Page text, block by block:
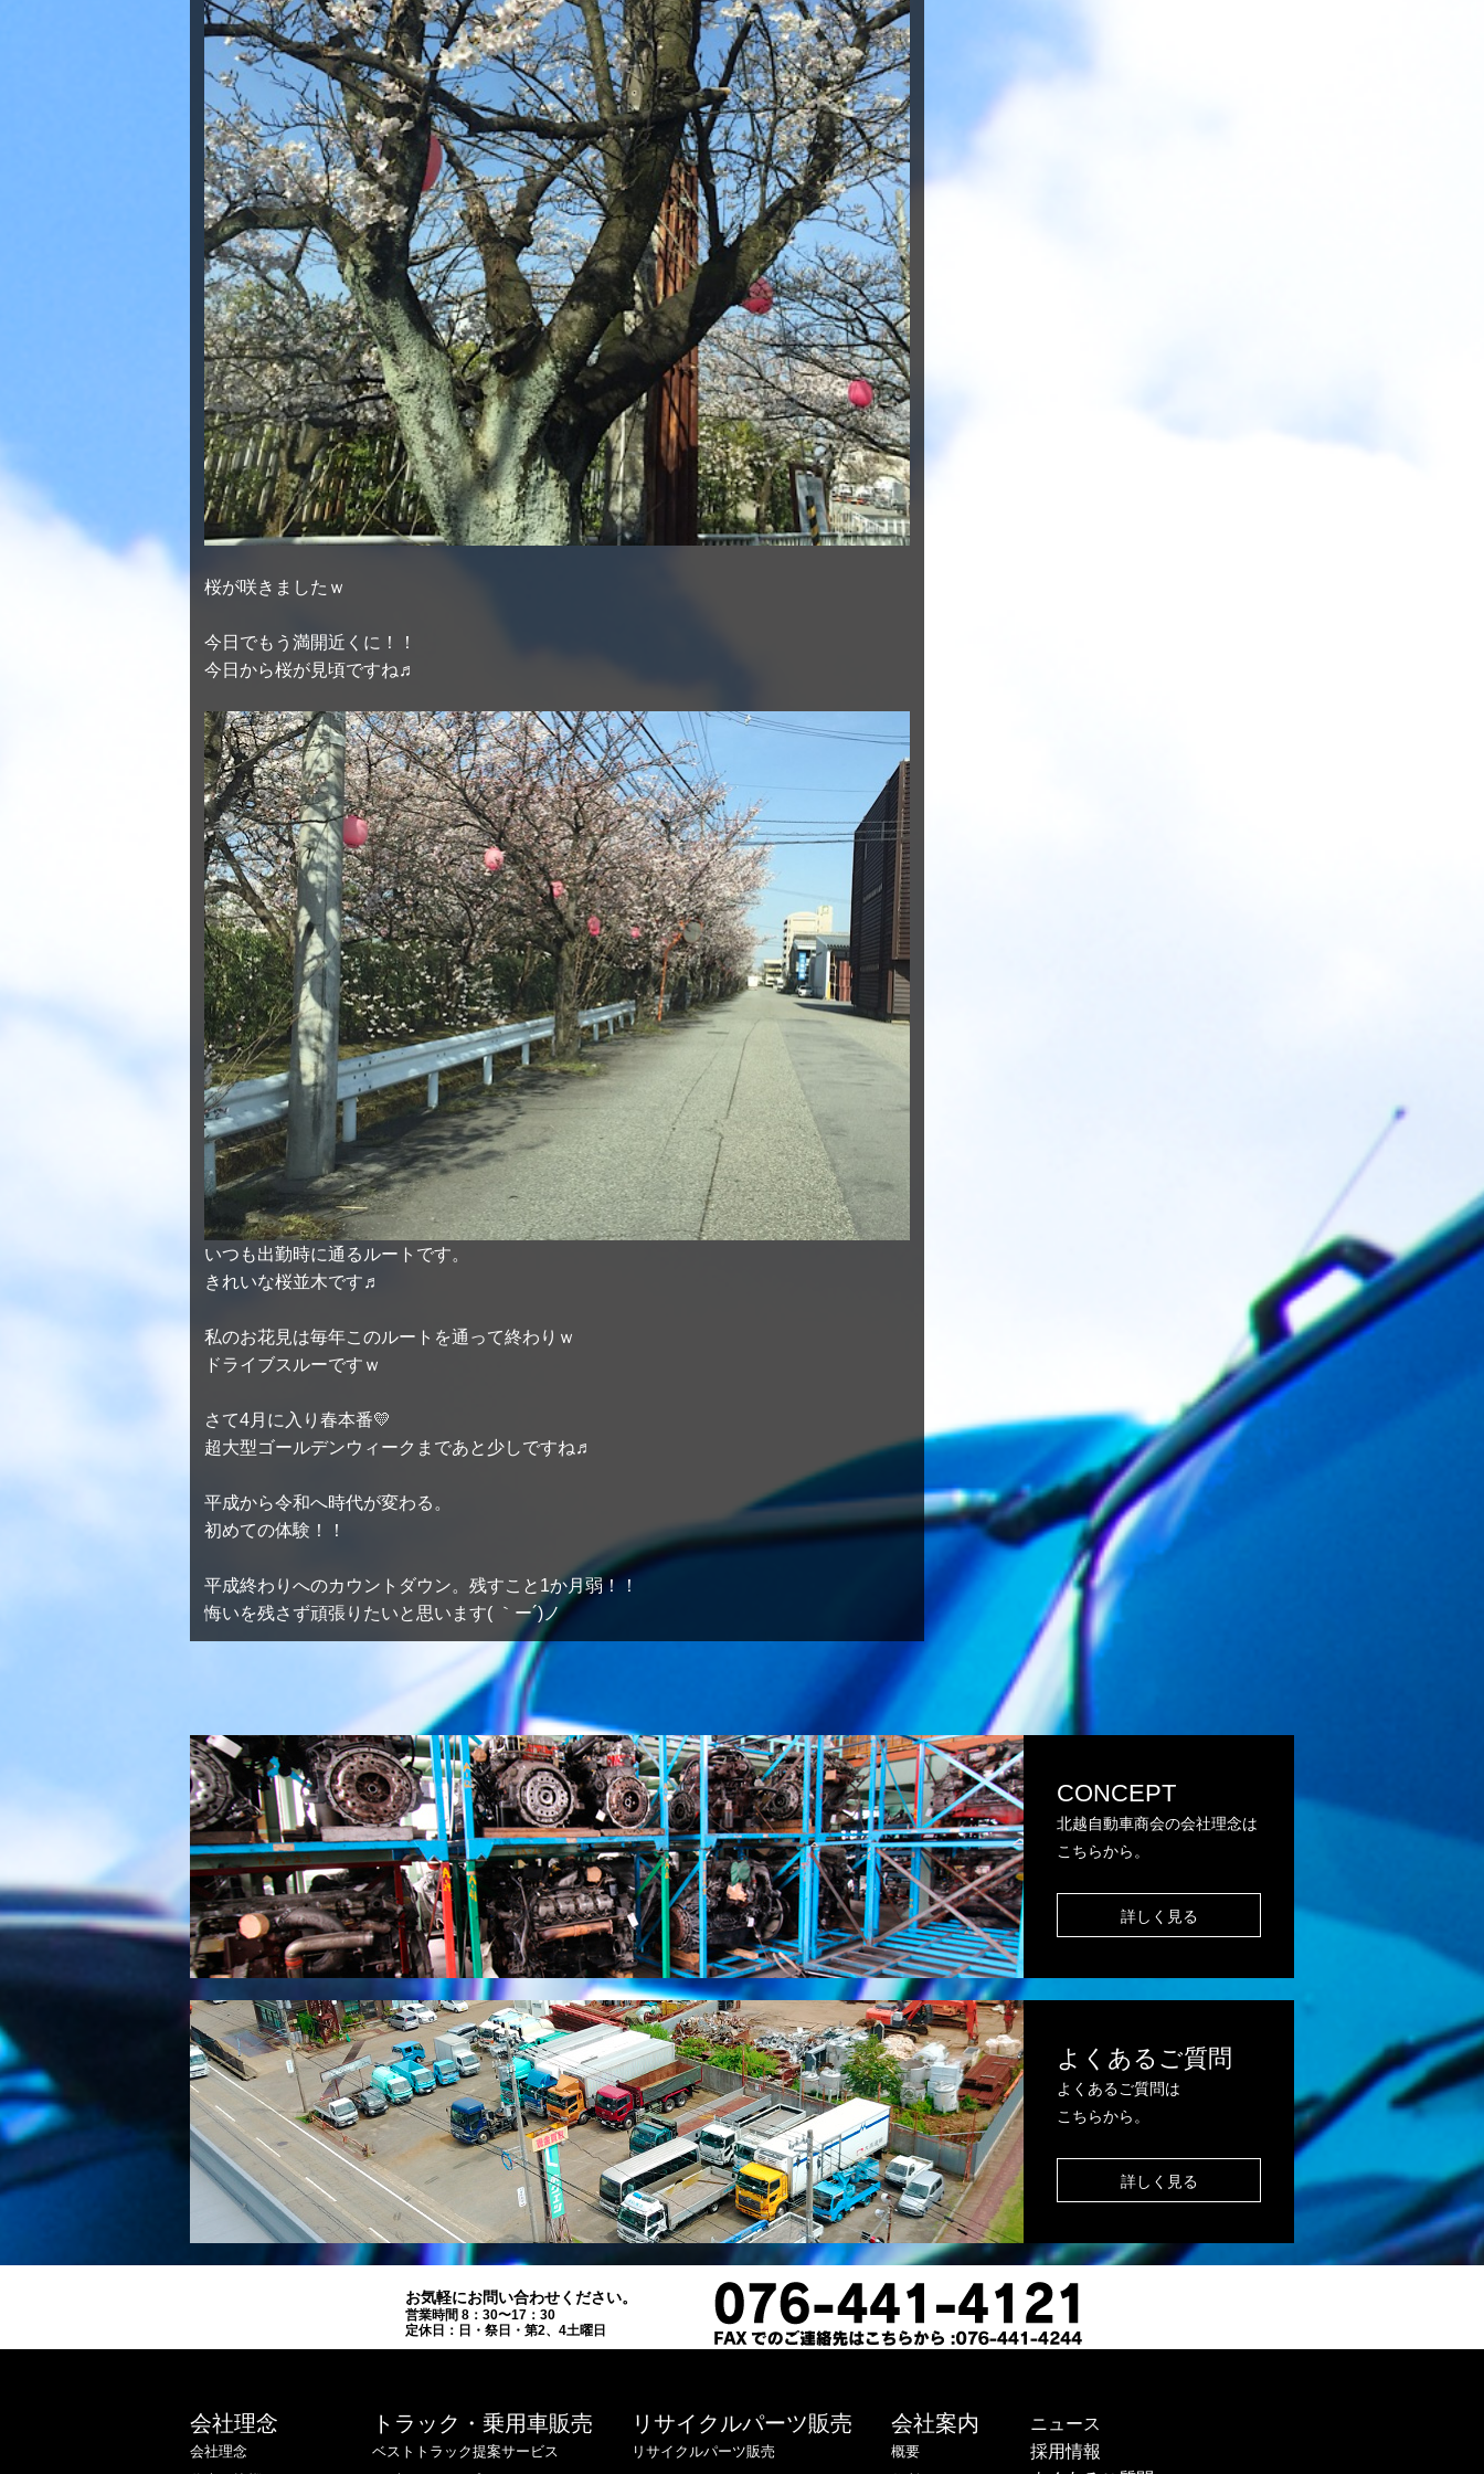
桜が咲きましたｗ
今日でもう満開近くに！！
今日から桜が見頃ですね♬
いつも出勤時に通るルートです。
きれいな桜並木です♬
私のお花見は毎年このルートを通って終わりｗ
ドライブスルーですｗ
さて4月に入り春本番💛
超大型ゴールデンウィークまであと少しですね♬
平成から令和へ時代が変わる。
初めての体験！！
平成終わりへのカウントダウン。残すこと1か月弱！！
悔いを残さず頑張りたいと思います( ｀ー´)ノ
CONCEPT
北越自動車商会の会社理念は
こちらから。
詳しく見る
よくあるご質問
よくあるご質問は
こちらから。
詳しく見る
お気軽にお問い合わせください。
営業時間 8：30〜17：30
定休日：日・祭日・第2、4土曜日
会社理念
会社理念
トラック・乗用車販売
ベストトラック提案サービス
リサイクルパーツ販売
リサイクルパーツ販売
会社案内
概要
ニュース
採用情報